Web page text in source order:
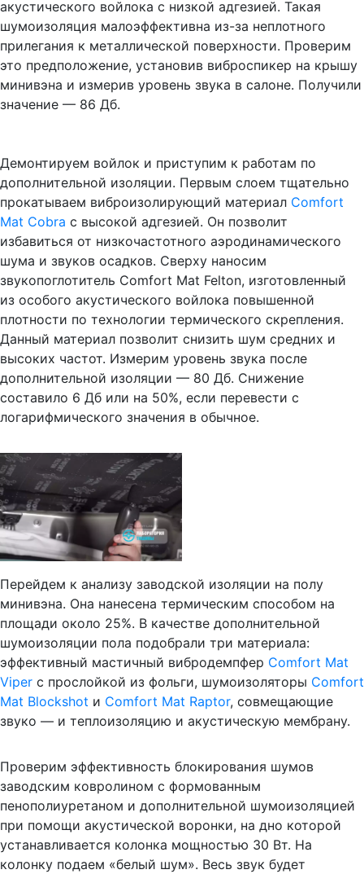
акустического войлока с низкой адгезией. Такая
шумоизоляция малоэффективна из-за неплотного
прилегания к металлической поверхности. Проверим
это предположение, установив виброспикер на крышу
минивэна и измерив уровень звука в салоне. Получили
значение — 86 Дб.
Демонтируем войлок и приступим к работам по
дополнительной изоляции. Первым слоем тщательно
прокатываем виброизолирующий материал Comfort
Mat Cobra с высокой адгезией. Он позволит
избавиться от низкочастотного аэродинамического
шума и звуков осадков. Сверху наносим
звукопоглотитель Comfort Mat Felton, изготовленный
из особого акустического войлока повышенной
плотности по технологии термического скрепления.
Данный материал позволит снизить шум средних и
высоких частот. Измерим уровень звука после
дополнительной изоляции — 80 Дб. Снижение
составило 6 Дб или на 50%, если перевести с
логарифмического значения в обычное.
Перейдем к анализу заводской изоляции на полу
минивэна. Она нанесена термическим способом на
площади около 25%. В качестве дополнительной
шумоизоляции пола подобрали три материала:
эффективный мастичный вибродемпфер Comfort Mat
Viper c прослойкой из фольги, шумоизоляторы Comfort
Mat Blockshot и Comfort Mat Raptor, совмещающие
звуко — и теплоизоляцию и акустическую мембрану.
Проверим эффективность блокирования шумов
заводским ковролином с формованным
пенополиуретаном и дополнительной шумоизоляцией
при помощи акустической воронки, на дно которой
устанавливается колонка мощностью 30 Вт. На
колонку подаем «белый шум». Весь звук будет